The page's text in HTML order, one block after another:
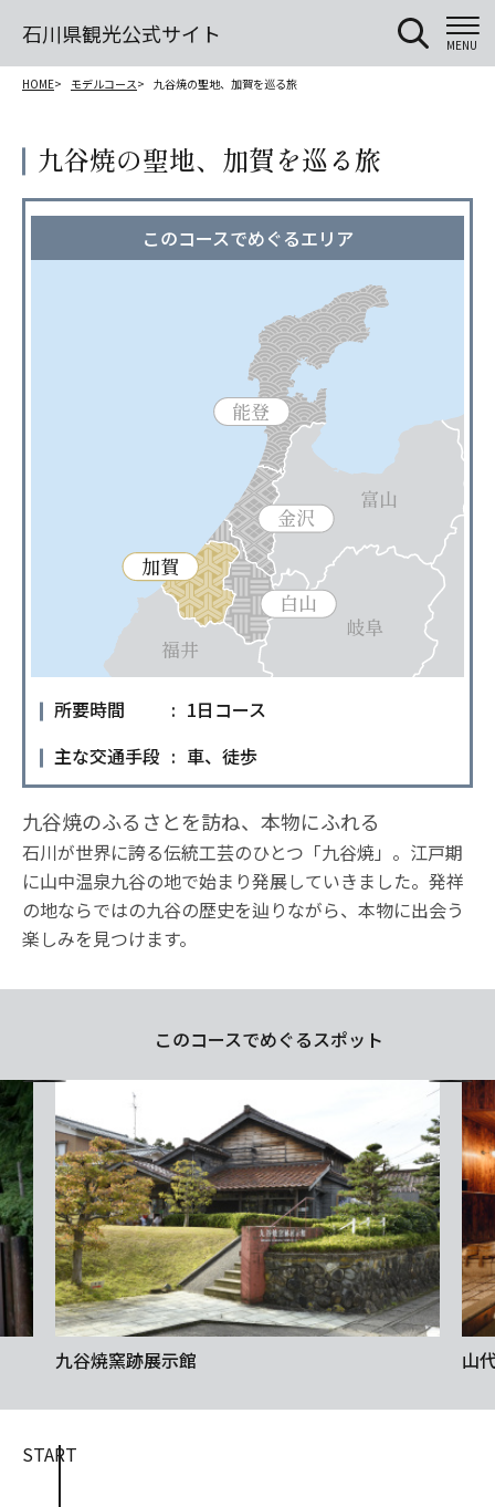
石川県観光公式サイト MENU
HOME モデルコース 九谷焼の聖地、加賀を巡る旅
九谷焼の聖地、加賀を巡る旅
九谷焼のふるさとを訪ね、本物にふれる
石川が世界に誇る伝統工芸のひとつ「九谷焼」。江戸期
に山中温泉九谷の地で始まり発展していきました。発祥
の地ならではの九谷の歴史を辿りながら、本物に出会う
楽しみを見つけます。
所要時間
1日コース
主な交通手段
車、徒歩
このコースでめぐるエリア
このコースでめぐるスポット
九谷焼窯跡展示館 山
START